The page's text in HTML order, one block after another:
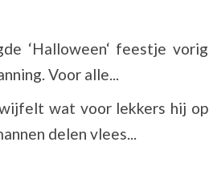
‘Halloween‘ feestje vorig
Voor alle...
wat voor lekkers hij op
delen vlees...